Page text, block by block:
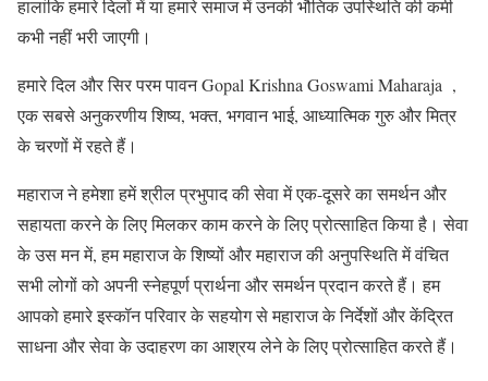
हालांकि हमारे दिलों में या हमारे समाज में उनकी भौतिक उपस्थिति की कमी
कभी नहीं भरी जाएगी।
हमारे दिल और सिर परम पावन Gopal Krishna Goswami Maharaja ,
एक सबसे अनुकरणीय शिष्य, भक्त, भगवान भाई, आध्यात्मिक गुरु और मित्र
के चरणों में रहते हैं।
महाराज ने हमेशा हमें श्रील प्रभुपाद की सेवा में एक-दूसरे का समर्थन और
सहायता करने के लिए मिलकर काम करने के लिए प्रोत्साहित किया है। सेवा
के उस मन में, हम महाराज के शिष्यों और महाराज की अनुपस्थिति में वंचित
सभी लोगों को अपनी स्नेहपूर्ण प्रार्थना और समर्थन प्रदान करते हैं। हम
आपको हमारे इस्कॉन परिवार के सहयोग से महाराज के निर्देशों और केंद्रित
साधना और सेवा के उदाहरण का आश्रय लेने के लिए प्रोत्साहित करते हैं।